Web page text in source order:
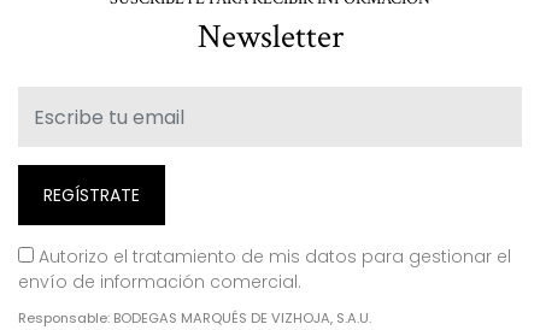
Newsletter
Autorizo el tratamiento de mis datos para gestionar el
envío de información comercial.
Responsable: BODEGAS MARQUÉS DE VIZHOJA, S.A.U.